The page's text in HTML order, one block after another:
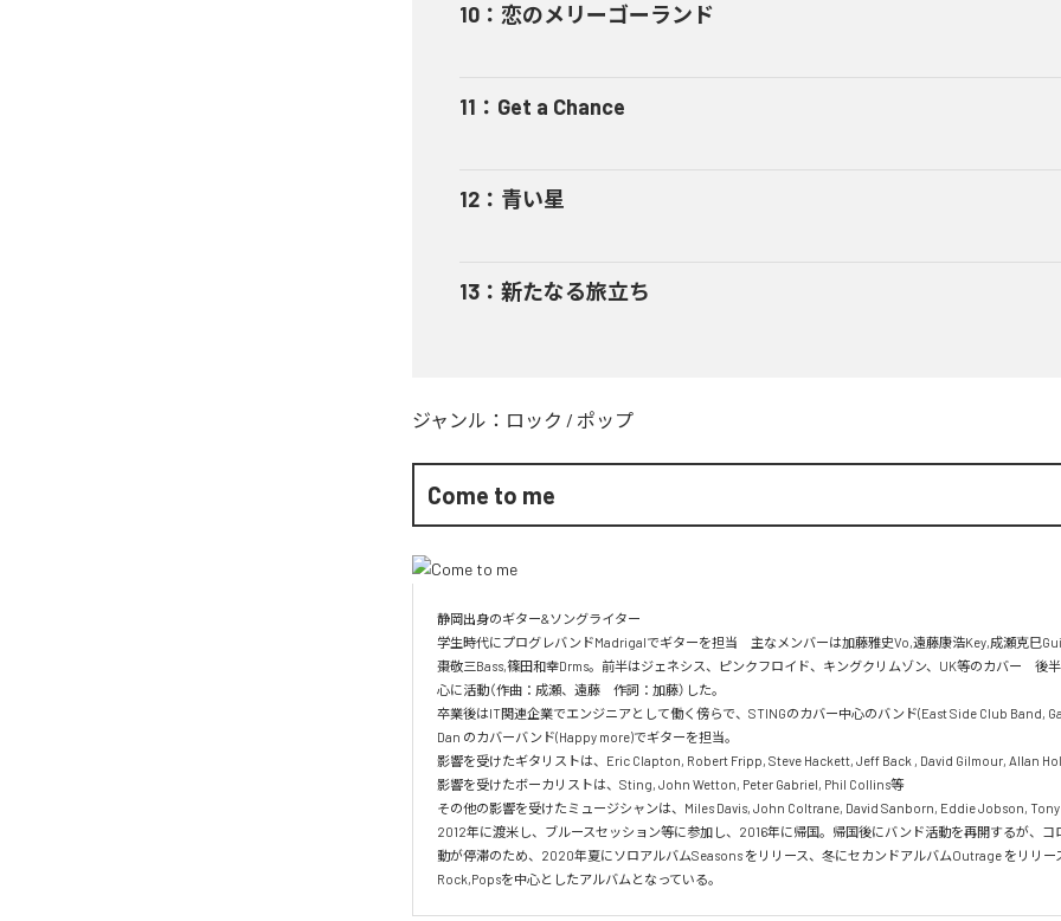
10 ： 恋のメリーゴーランド
11 ： Get a Chance
12 ： 青い星
13 ： 新たなる旅立ち
ジャンル： ロック / ポップ
Come to me
静岡出身のギター&ソングライター
学生時代にプログレバンドMadrigalでギターを担当　主なメンバーは加藤雅史Vo,遠藤康浩Key,成瀬克巳
棗敬三Bass,篠田和幸Drms。前半はジェネシス、ピンクフロイド、キングクリムゾン、UK等のカバー　後
心に活動（作曲：成瀬、遠藤　作詞：加藤）した。
卒業後はIT関連企業でエンジニアとして働く傍らで、STINGのカバー中心のバンド(East Side Club Band,
Dan のカバーバンド(Happy more)でギターを担当。
影響を受けたギタリストは、Eric Clapton, Robert Fripp, Steve Hackett, Jeff Back , David Gilmour, Allan
影響を受けたボーカリストは、Sting, John Wetton, Peter Gabriel, Phil Collins等
その他の影響を受けたミュージシャンは、Miles Davis, John Coltrane, David Sanborn, Eddie Jobson,
2012年に渡米し、ブルースセッション等に参加し、2016年に帰国。帰国後にバンド活動を再開するが、コ
動が停滞のため、2020年夏にソロアルバムSeasons をリリース、冬にセカンドアルバムOutrage をリリー
Rock,Popsを中心としたアルバムとなっている。